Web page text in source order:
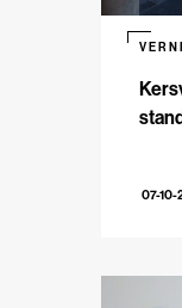
07-10-